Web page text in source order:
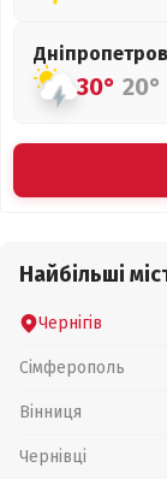
30° 20°
Найбільші
Чернігів
Сімферополь
Вінниця
Чернівці